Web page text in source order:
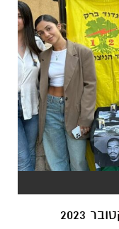
סתיו נקרא לשירות מילואים באוקטובר 2023
הטרור חמאס
לחימה עיקשת
נפטר